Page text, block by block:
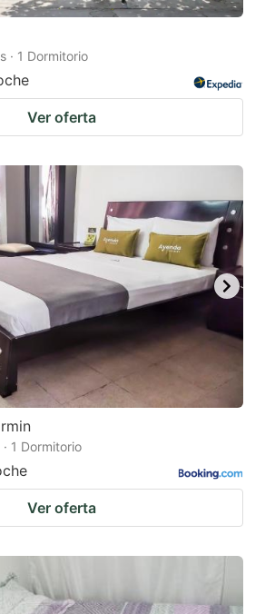
· 1 Dormitorio
Ver oferta
1 Dormitorio
Ver oferta